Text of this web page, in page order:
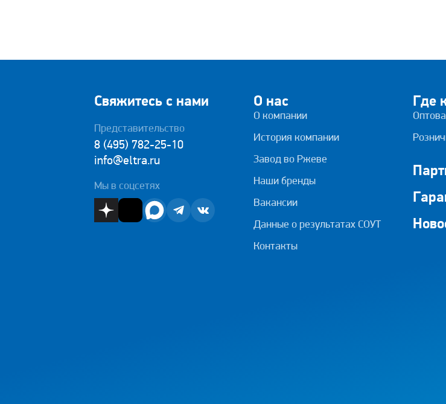
Свяжитесь с нами
Представительство
8 (495) 782-25-10
info@eltra.ru
Мы в соцсетях
О нас
О компании
История компании
Завод во Ржеве
Наши бренды
Вакансии
Данные о результатах СОУТ
Контакты
Где